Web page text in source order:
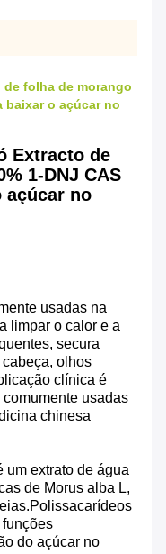
folha de morango
baixar o açúcar no
Extracto de
1-DNJ CAS
açúcar no
usadas na
limpar o calor e a
secura
cabeça, olhos
clínica é
usadas
chinesa
um extrato de água
de Morus alba L,
do açúcar no